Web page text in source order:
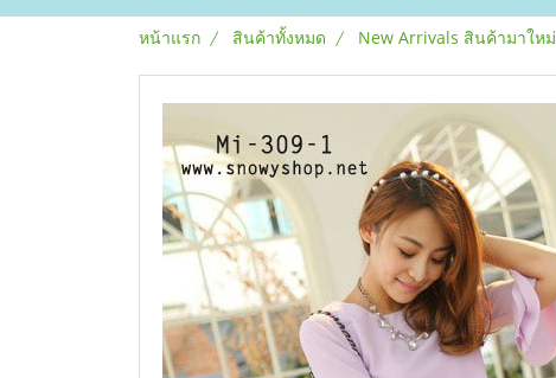
หน้าแรก สินค้าทั้งหมด New Arrivals สินค้ามาใหม่